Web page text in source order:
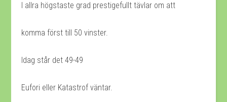
I allra högstaste grad prestigefullt tävlar om att
komma först till 50 vinster.
Idag står det 49-49
Eufori eller Katastrof väntar.